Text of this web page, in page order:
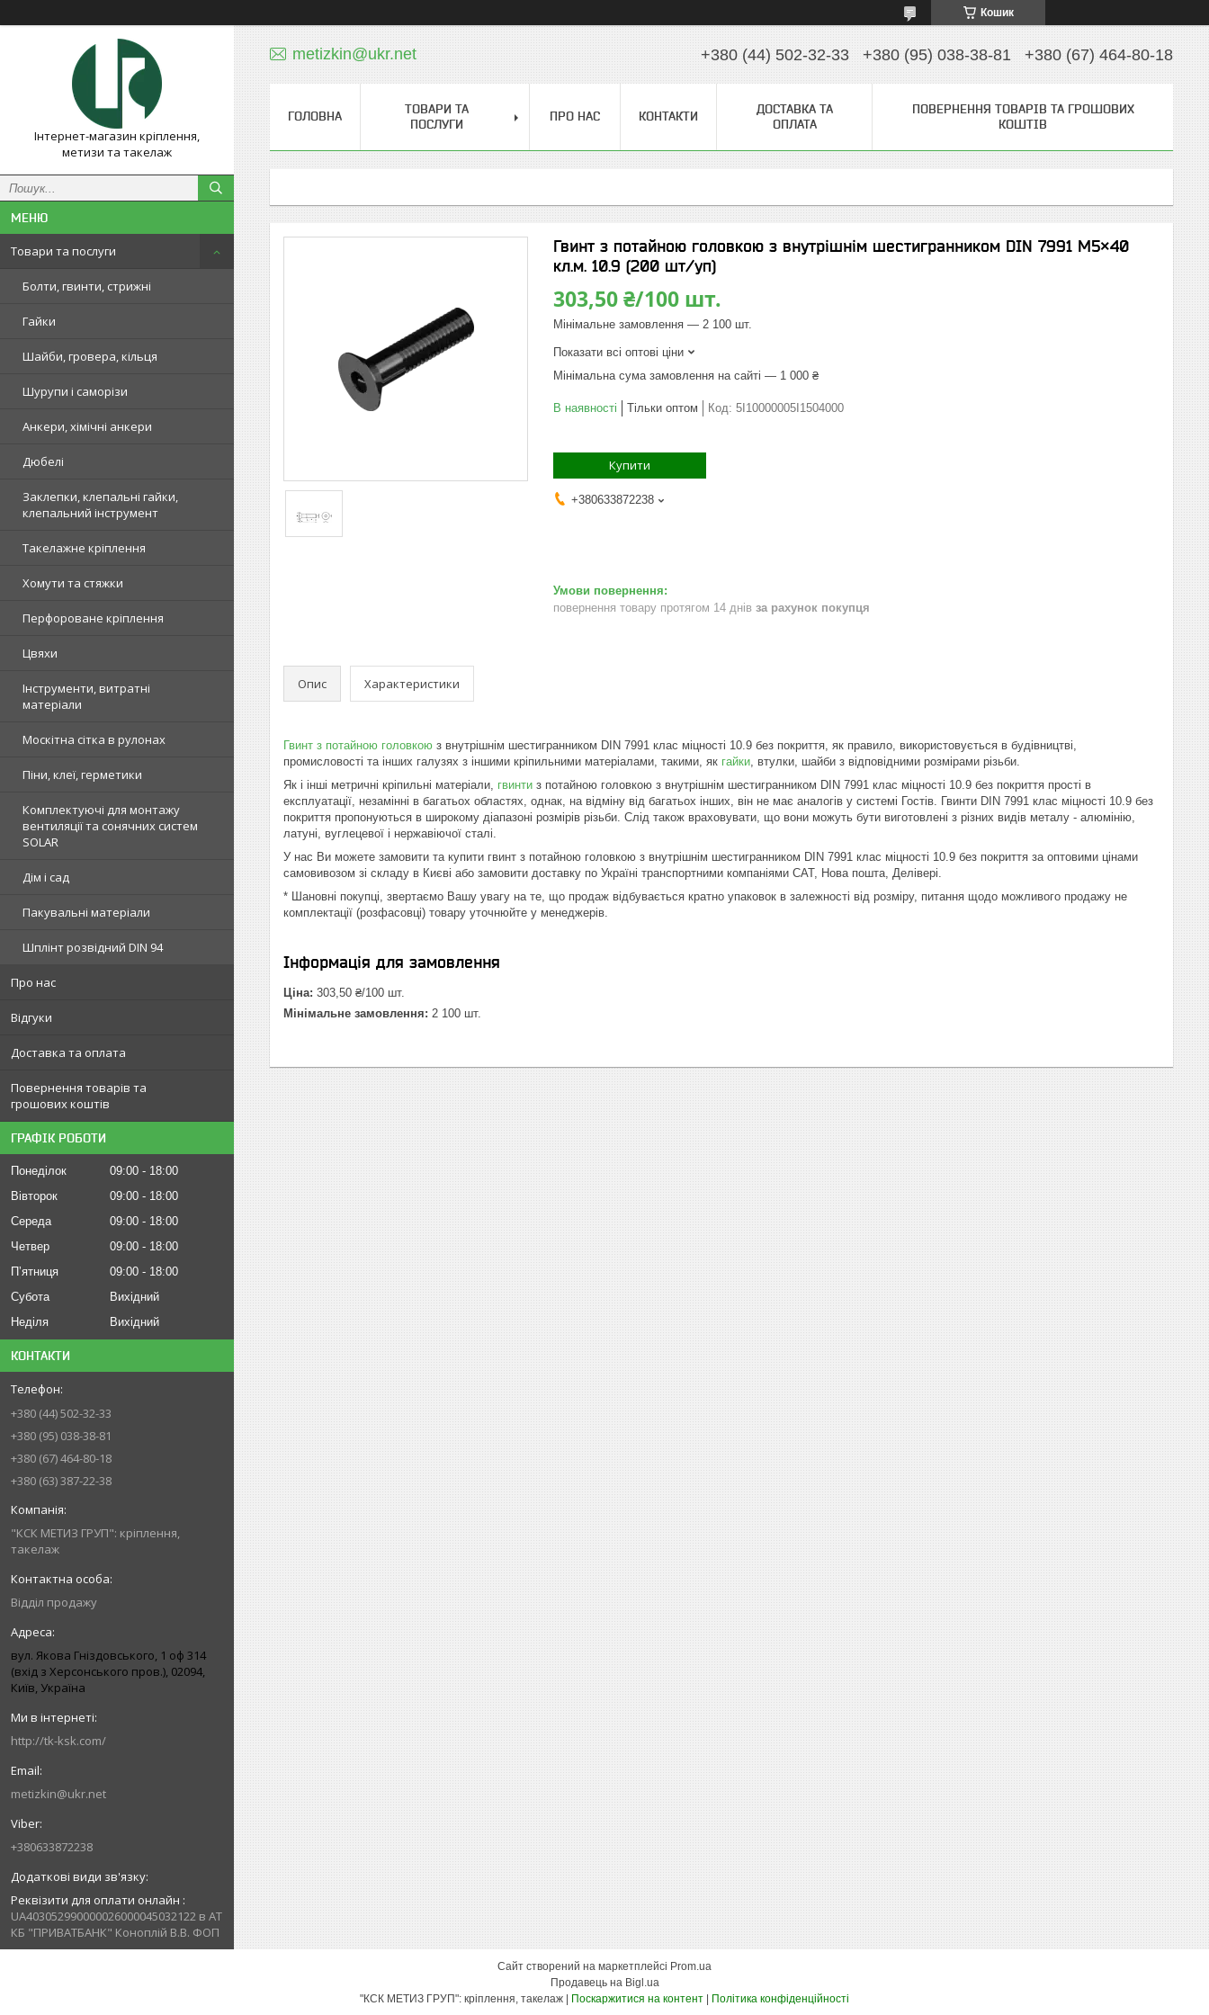
Кошик
Інтернет-магазин кріплення,
метизи та такелаж
Товари та послуги
Болти, гвинти, стрижні
Гайки
Шайби, гровера, кільця
Шурупи і саморізи
Анкери, хімічні анкери
Дюбелі
Заклепки, клепальні гайки,
клепальний інструмент
Такелажне кріплення
Хомути та стяжки
Перфороване кріплення
Цвяхи
Інструменти, витратні
матеріали
Москітна сітка в рулонах
Піни, клеї, герметики
Комплектуючі для монтажу
вентиляції та сонячних систем
SOLAR
Дім і сад
Пакувальні матеріали
Шплінт розвідний DIN 94
Про нас
Відгуки
Доставка та оплата
Повернення товарів та
грошових коштів
ГРАФІК РОБОТИ
Понеділок 09:00
18:00
Вівторок
09:00
18:00
Середа
09:00
18:00
Четвер
09:00
18:00
Пʼятниця
09:00
18:00
Субота
Вихідний
Неділя
Вихідний
КОНТАКТИ
+380 (44) 502-32-33
+380 (95) 038-38-81
+380 (67) 464-80-18
+380 (63) 387-22-38
"КСК МЕТИЗ ГРУП": кріплення,
такелаж
Відділ продажу
вул. Якова Гніздовського, 1 оф 314
(вхід з Херсонського пров.), 02094,
Київ, Україна
http://tk-ksk.com/
metizkin@ukr.net
+380633872238
Реквізити для оплати онлайн
UA403052990000026000045032122 в АТ
КБ "ПРИВАТБАНК" Коноплій В.В. ФОП
metizkin@ukr.net +380 (44) 502-32-33 +380 (95) 038-38-81 +380 (67) 464-80-18
ГОЛОВНА
ТОВАРИ ТА
ПОСЛУГИ
ПРО НАС КОНТАКТИ
ДОСТАВКА ТА
ОПЛАТА
ПОВЕРНЕННЯ ТОВАРІВ ТА ГРОШОВИХ
КОШТІВ
Гвинт з потайною головкою з внутрішнім шестигранником DIN 7991 М5×40
кл.м. 10.9 (200 шт/уп)
303,50 ₴/100 шт.
Мінімальне замовлення — 2 100 шт.
Показати всі оптові ціни
Мінімальна сума замовлення на сайті — 1 000 ₴
В наявності Тільки оптом Код: 5I10000005I1504000
Купити
+380633872238
повернення товару протягом 14 днів за рахунок покупця
Опис Характеристики
Гвинт з потайною головкою з внутрішнім шестигранником DIN 7991 клас міцності 10.9 без покриття, як правило, використовується в будівництві,
промисловості та інших галузях з іншими кріпильними матеріалами, такими, як гайки, втулки, шайби з відповідними розмірами різьби.
Як і інші метричні кріпильні матеріали, гвинти з потайною головкою з внутрішнім шестигранником DIN 7991 клас міцності 10.9 без покриття прості в
експлуатації, незамінні в багатьох областях, однак, на відміну від багатьох інших, він не має аналогів у системі Гостів. Гвинти DIN 7991 клас міцності 10.9 без
покриття пропонуються в широкому діапазоні розмірів різьби. Слід також враховувати, що вони можуть бути виготовлені з різних видів металу - алюмінію,
латуні, вуглецевої і нержавіючої сталі.
У нас Ви можете замовити та купити гвинт з потайною головкою з внутрішнім шестигранником DIN 7991 клас міцності 10.9 без покриття за оптовими цінами
самовивозом зі складу в Києві або замовити доставку по Україні транспортними компаніями САТ, Нова пошта, Делівері.
* Шановні покупці, звертаємо Вашу увагу на те, що продаж відбувається кратно упаковок в залежності від розміру, питання щодо можливого продажу не
комплектації (розфасовці) товару уточнюйте у менеджерів.
Інформація для замовлення
Ціна: 303,50 ₴/100 шт.
Мінімальне замовлення: 2 100 шт.
Сайт створений на маркетплейсі Prom.ua
Продавець на Bigl.ua
Поскаржитися на контент Політика конфіденційності